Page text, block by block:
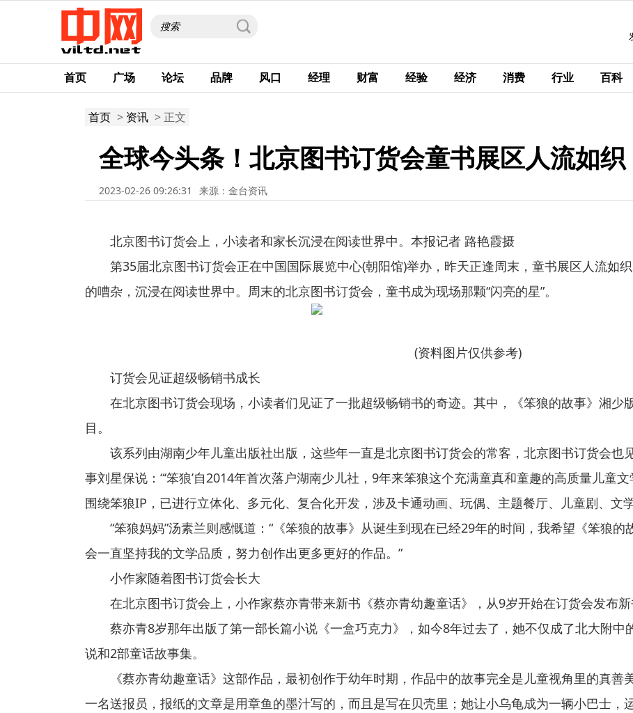
首页 广场 论坛 品牌 风口 经理 财富 经验 经济 消费 行业 百科
首页 > 资讯 > 正文
全球今头条！北京图书订货会童书展区人流如织
2023-02-26 09:26:31 来源：金台资讯
北京图书订货会上，小读者和家长沉浸在阅读世界中。本报记者 路艳霞摄
第35届北京图书订货会正在中国国际展览中心(朝阳馆)举办，昨天正逢周末，童书展区人流如
的嘈杂，沉浸在阅读世界中。周末的北京图书订货会，童书成为现场那颗“闪亮的星”。
(资料图片仅供参考)
订货会见证超级畅销书成长
在北京图书订货会现场，小读者们见证了一批超级畅销书的奇迹。其中，《笨狼的故事》湘少
目。
该系列由湖南少年儿童出版社出版，这些年一直是北京图书订货会的常客，北京图书订货会也
事刘星保说：“‘笨狼’自2014年首次落户湖南少儿社，9年来笨狼这个充满童真和童趣的高质量儿童
围绕笨狼IP，已进行立体化、多元化、复合化开发，涉及卡通动画、玩偶、主题餐厅、儿童剧、文
“笨狼妈妈”汤素兰则感慨道：“《笨狼的故事》从诞生到现在已经29年的时间，我希望《笨狼
会一直坚持我的文学品质，努力创作出更多更好的作品。”
小作家随着图书订货会长大
在北京图书订货会上，小作家蔡亦青带来新书《蔡亦青幼趣童话》，从9岁开始在订货会发布新
蔡亦青8岁那年出版了第一部长篇小说《一盒巧克力》，如今8年过去了，她不仅成了北大附
说和2部童话故事集。
《蔡亦青幼趣童话》这部作品，最初创作于幼年时期，作品中的故事完全是儿童视角里的真
一名送报员，报纸的文章是用章鱼的墨汁写的，而且是写在贝壳里；她让小乌龟成为一辆小巴士，